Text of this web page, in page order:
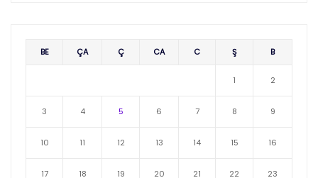
BE ÇA Ç CA C Ş B
1 2
3 4 5 6 7 8 9
10 11 12 13 14 15 16
17 18 19 20 21 22 23